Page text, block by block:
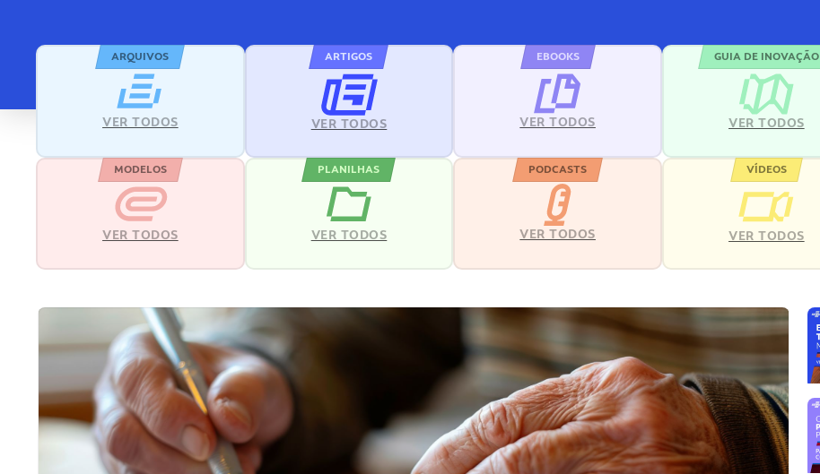
ARQUIVOS
VER TODOS
ARTIGOS
VER TODOS
EBOOKS
VER TODOS
GUIA DE INOVAÇÃO
VER TODOS
MODELOS
VER TODOS
PLANILHAS
VER TODOS
PODCASTS
VER TODOS
VÍDEOS
VER TODOS